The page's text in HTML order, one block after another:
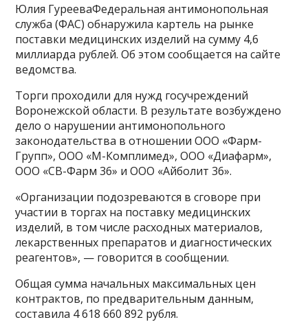
Юлия ГурееваФедеральная антимонопольная
служба (ФАС) обнаружила картель на рынке
поставки медицинских изделий на сумму 4,6
миллиарда рублей. Об этом сообщается на сайте
ведомства.
Торги проходили для нужд госучреждений
Воронежской области. В результате возбуждено
дело о нарушении антимонопольного
законодательства в отношении ООО «Фарм-
Групп», ООО «М-Комплимед», ООО «Диафарм»,
ООО «СВ-Фарм 36» и ООО «Айболит 36».
«Организации подозреваются в сговоре при
участии в торгах на поставку медицинских
изделий, в том числе расходных материалов,
лекарственных препаратов и диагностических
реагентов», — говорится в сообщении.
Общая сумма начальных максимальных цен
контрактов, по предварительным данным,
составила 4 618 660 892 рубля.